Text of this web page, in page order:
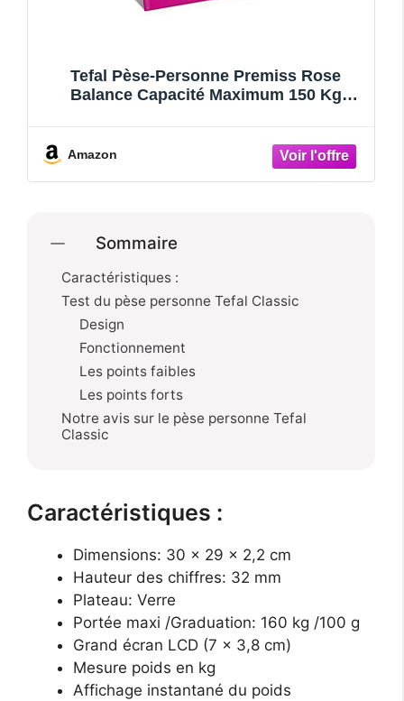
Tefal Pèse-Personne Premiss Rose
Balance Capacité Maximum 150 Kg
Amazon
Sommaire
Caractéristiques :
Test du pèse personne Tefal Classic
Design
Fonctionnement
Les points faibles
Les points forts
Notre avis sur le pèse personne Tefal
Classic
Caractéristiques :
Dimensions: 30 x 29 x 2,2 cm
Hauteur des chiffres: 32 mm
Plateau: Verre
Portée maxi /Graduation: 160 kg /100 g
Grand écran LCD (7 x 3,8 cm)
Mesure poids en kg
Affichage instantané du poids